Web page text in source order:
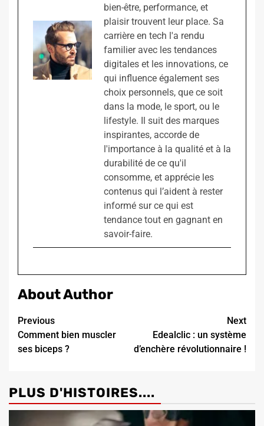
bien-être, performance, et
plaisir trouvent leur place. Sa
carrière en tech l'a rendu
familier avec les tendances
digitales et les innovations, ce
qui influence également ses
choix personnels, que ce soit
dans la mode, le sport, ou le
lifestyle. Il suit des marques
inspirantes, accorde de
l'importance à la qualité et à la
durabilité de ce qu'il
consomme, et apprécie les
contenus qui l’aident à rester
informé sur ce qui est
tendance tout en gagnant en
savoir-faire.
About Author
Continue
Reading
Previous
Comment bien muscler
ses biceps ?
Next
Edealclic : un système
d’enchère révolutionnaire !
PLUS D'HISTOIRES....